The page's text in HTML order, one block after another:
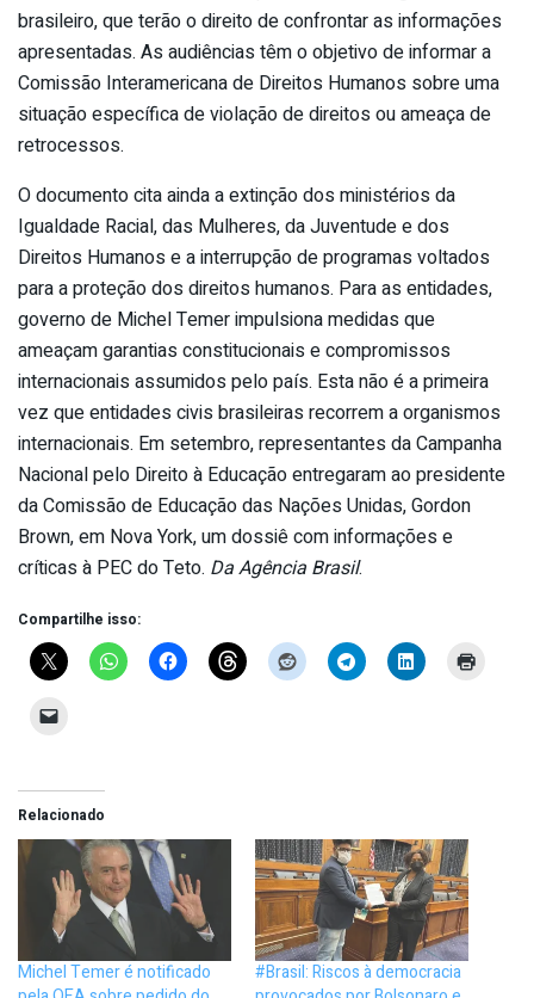
brasileiro, que terão o direito de confrontar as informações
apresentadas. As audiências têm o objetivo de informar a
Comissão Interamericana de Direitos Humanos sobre uma
situação específica de violação de direitos ou ameaça de
retrocessos.
O documento cita ainda a extinção dos ministérios da
Igualdade Racial, das Mulheres, da Juventude e dos
Direitos Humanos e a interrupção de programas voltados
para a proteção dos direitos humanos. Para as entidades,
governo de Michel Temer impulsiona medidas que
ameaçam garantias constitucionais e compromissos
internacionais assumidos pelo país. Esta não é a primeira
vez que entidades civis brasileiras recorrem a organismos
internacionais. Em setembro, representantes da Campanha
Nacional pelo Direito à Educação entregaram ao presidente
da Comissão de Educação das Nações Unidas, Gordon
Brown, em Nova York, um dossiê com informações e
críticas à PEC do Teto. Da Agência Brasil.
Compartilhe isso:
Relacionado
Michel Temer é notificado
#Brasil: Riscos à democracia